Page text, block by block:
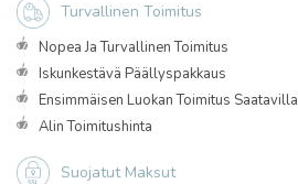
Turvallinen Toimitus
Nopea Ja Turvallinen Toimitus
Iskunkestävä Päällyspakkaus
Ensimmäisen Luokan Toimitus Saatavilla
Alin Toimitushinta
Suojatut Maksut